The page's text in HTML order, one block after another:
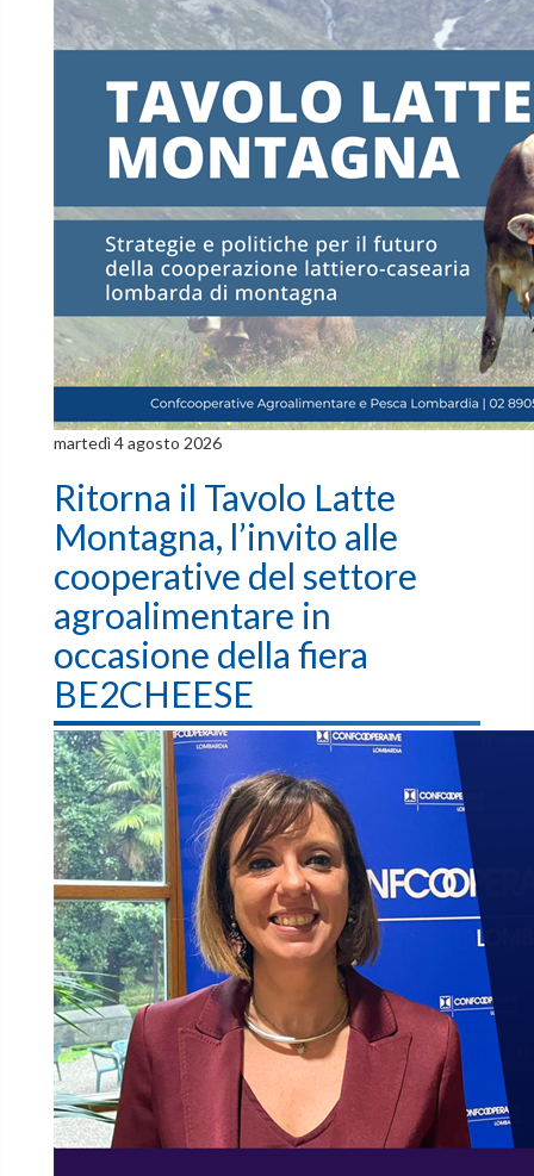
martedì 4 agosto 2026
Ritorna il Tavolo Latte
Montagna, l’invito alle
cooperative del settore
agroalimentare in
occasione della fiera
BE2CHEESE